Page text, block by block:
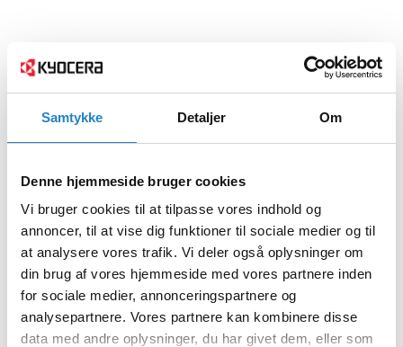
Samtykke Detaljer Om
Denne hjemmeside bruger cookies
Vi bruger cookies til at tilpasse vores indhold og
annoncer, til at vise dig funktioner til sociale medier og til
at analysere vores trafik. Vi deler også oplysninger om
din brug af vores hjemmeside med vores partnere inden
for sociale medier, annonceringspartnere og
analysepartnere. Vores partnere kan kombinere disse
data med andre oplysninger, du har givet dem, eller som